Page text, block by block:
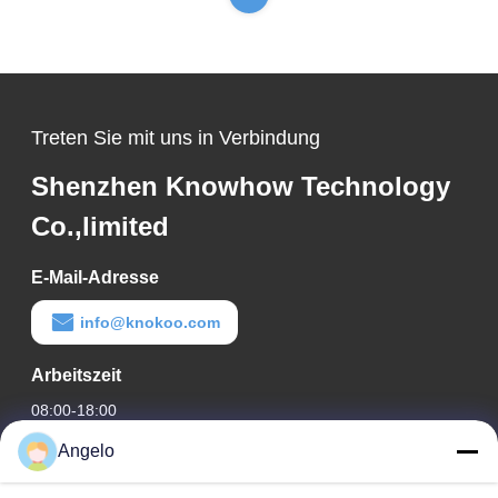
Treten Sie mit uns in Verbindung
Shenzhen Knowhow Technology
Co.,limited
E-Mail-Adresse
info@knokoo.com
Arbeitszeit
08:00-18:00
Unsere Adresse
Angelo